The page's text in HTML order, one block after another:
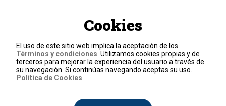
Política de cookies
Términos y condiciones
© 2026, RCN Medios.
Todos los derechos reservados.
Cookies
El uso de este sitio web implica la aceptación de los
Términos y condiciones . Utilizamos cookies propias y de
terceros para mejorar la experiencia del usuario a través de
su navegación. Si continúas navegando aceptas su uso.
Política de Cookies